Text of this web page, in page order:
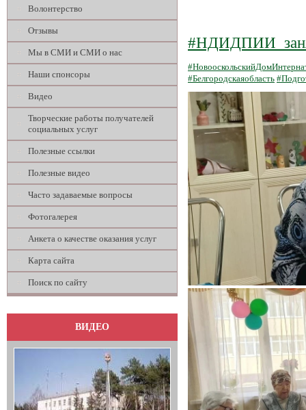
Волонтерство
Отзывы
Мы в СМИ и СМИ о нас
Наши спонсоры
Видео
Творческие работы получателей
социальных услуг
Полезные ссылки
Полезные видео
Часто задаваемые вопросы
Фотогалерея
Анкета о качестве оказания услуг
Карта сайта
Поиск по сайту
ВИДЕО
#Белгородскаяобласть